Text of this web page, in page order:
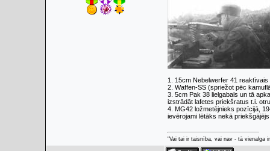
1. 15cm Nebelwerfer 41 reaktīvais
2. Waffen-SS (spriežot pēc
3. 5cm Pak 38 lielgabals un tā
izstrādāt lafetes priekšratus t.i.
4. MG42 ložmetējnieks pozīcijā,
ievērojami lētāks nekā
"Vai tai ir taisnība, vai nav - tā vienalga